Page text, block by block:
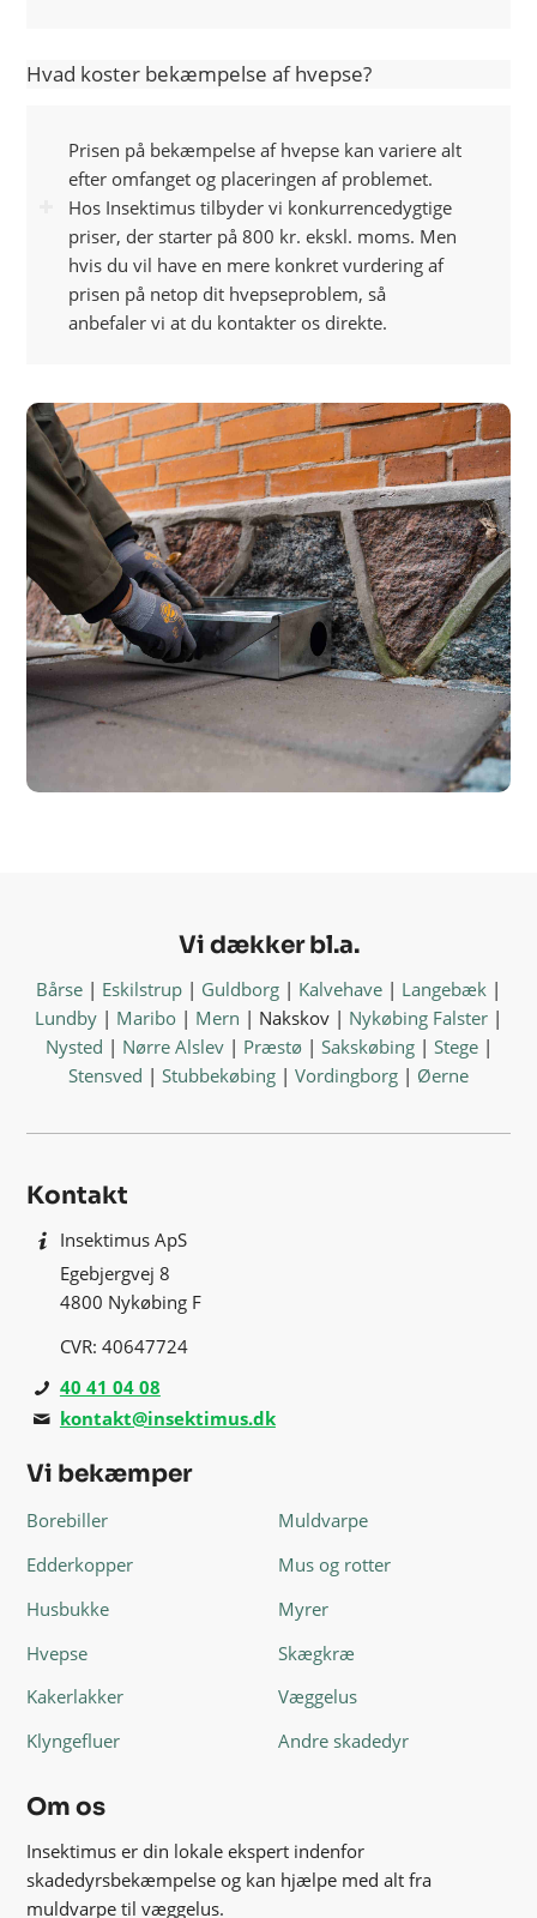
Hvad koster bekæmpelse af hvepse?
Prisen på bekæmpelse af hvepse kan variere alt
efter omfanget og placeringen af problemet.
Hos Insektimus tilbyder vi konkurrencedygtige
priser, der starter på 800 kr. ekskl. moms. Men
hvis du vil have en mere konkret vurdering af
prisen på netop dit hvepseproblem, så
anbefaler vi at du kontakter os direkte.
Vi dækker bl.a.
Bårse | Eskilstrup | Guldborg | Kalvehave | Langebæk |
Lundby | Maribo | Mern | Nakskov | Nykøbing Falster |
Nysted | Nørre Alslev| Præstø| Sakskøbing| Stege|
Stensved | Stubbekøbing | Vordingborg | Øerne
Kontakt
Insektimus ApS
Egebjergvej 8
4800 Nykøbing F
CVR: 40647724
40 41 04 08
kontakt@insektimus.dk
Vi bekæmper
Borebiller
Edderkopper
Husbukke
Hvepse
Kakerlakker
Klyngefluer
Muldvarpe
Mus og rotter
Myrer
Skægkræ
Væggelus
Andre skadedyr
Om os
Insektimus er din lokale ekspert indenfor
skadedyrsbekæmpelse og kan hjælpe med alt fra
muldvarpe til væggelus.